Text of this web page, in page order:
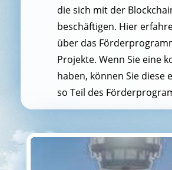
die sich mit der
beschäftigen. Hier
über das
Projekte. Wenn Sie eine
haben, können Sie diese
so Teil des